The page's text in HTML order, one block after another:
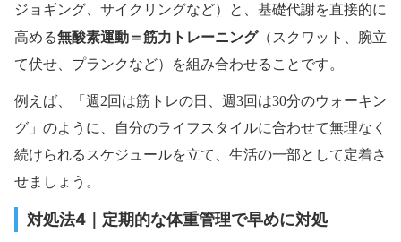
ジョギング、サイクリングなど）と、基礎代謝を直接的に
高める無酸素運動＝筋力トレーニング（スクワット、腕立
て伏せ、プランクなど）を組み合わせることです。
例えば、「週2回は筋トレの日、週3回は30分のウォーキン
グ」のように、自分のライフスタイルに合わせて無理なく
続けられるスケジュールを立て、生活の一部として定着さ
せましょう。
対処法4｜定期的な体重管理で早めに対処